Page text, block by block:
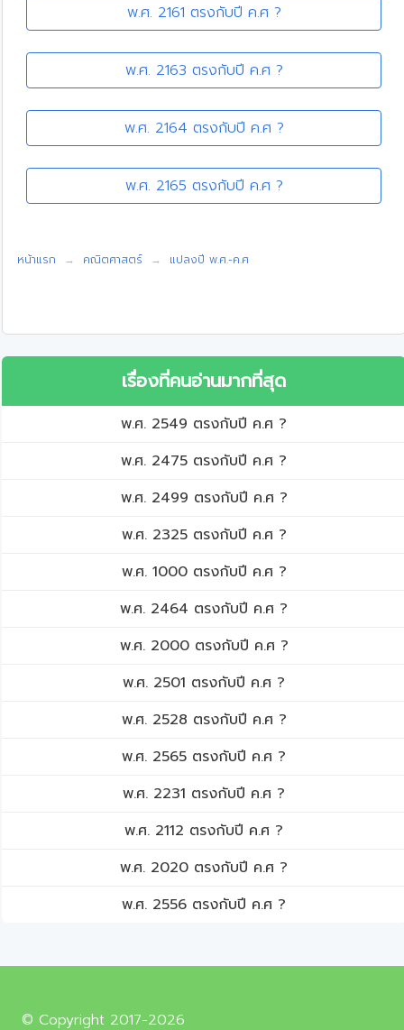
พ.ศ. 2161 ตรงกับปี ค.ศ ?
พ.ศ. 2163 ตรงกับปี ค.ศ ?
พ.ศ. 2164 ตรงกับปี ค.ศ ?
พ.ศ. 2165 ตรงกับปี ค.ศ ?
หน้าแรก คณิตศาสตร์ แปลงปี พ.ศ.-ค.ศ
เรื่องที่คนอ่านมากที่สุด
พ.ศ. 2549 ตรงกับปี ค.ศ ?
พ.ศ. 2475 ตรงกับปี ค.ศ ?
พ.ศ. 2499 ตรงกับปี ค.ศ ?
พ.ศ. 2325 ตรงกับปี ค.ศ ?
พ.ศ. 1000 ตรงกับปี ค.ศ ?
พ.ศ. 2464 ตรงกับปี ค.ศ ?
พ.ศ. 2000 ตรงกับปี ค.ศ ?
พ.ศ. 2501 ตรงกับปี ค.ศ ?
พ.ศ. 2528 ตรงกับปี ค.ศ ?
พ.ศ. 2565 ตรงกับปี ค.ศ ?
พ.ศ. 2231 ตรงกับปี ค.ศ ?
พ.ศ. 2112 ตรงกับปี ค.ศ ?
พ.ศ. 2020 ตรงกับปี ค.ศ ?
พ.ศ. 2556 ตรงกับปี ค.ศ ?
© Copyright 2017-2026